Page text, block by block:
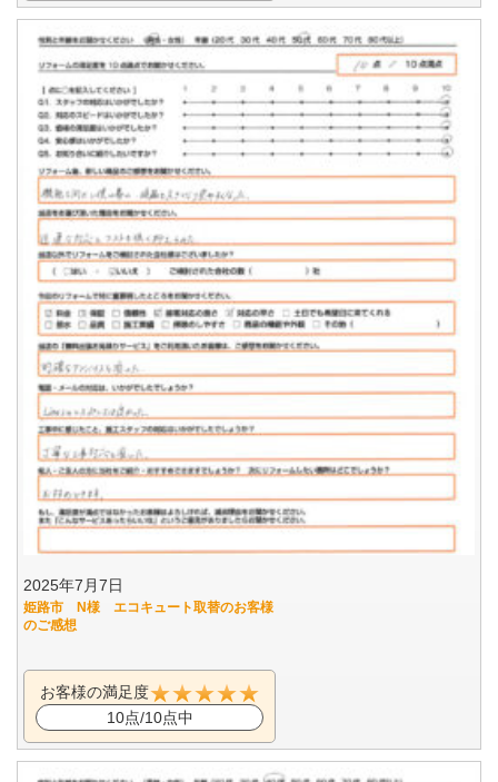
2025年7月7日
姫路市 N様 エコキュート取替のお客様
のご感想
お客様の満足度
10点/10点中